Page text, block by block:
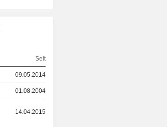
Seit
09.05.2014
01.08.2004
14.04.2015